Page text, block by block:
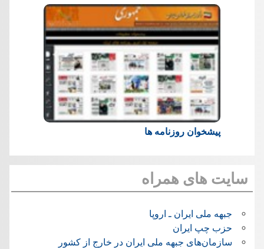
پیشخوان روزنامه ها
سایت های همراه
جبهه ملی ایران ـ اروپا
حزب چپ ایران
سازمان‌های جبهه ملی ایران در خارج از کشور